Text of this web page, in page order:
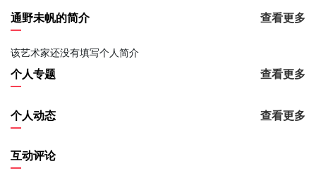
通野未帆的简介 查看更多
该艺术家还没有填写个人简介
个人专题 查看更多
个人动态 查看更多
互动评论